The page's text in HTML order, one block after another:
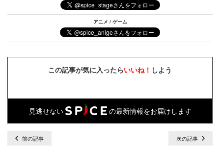
アニメ / ゲーム
この記事が気に入ったらいいね！ しよう
見逃せない の最新情報をお届けします
前の記事 次の記事